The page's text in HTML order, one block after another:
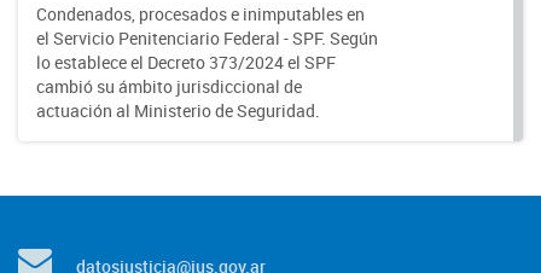
Condenados, procesados e inimputables en
el Servicio Penitenciario Federal - SPF. Según
lo establece el Decreto 373/2024 el SPF
cambió su ámbito jurisdiccional de
actuación al Ministerio de Seguridad.
datosjusticia@jus.gov.ar